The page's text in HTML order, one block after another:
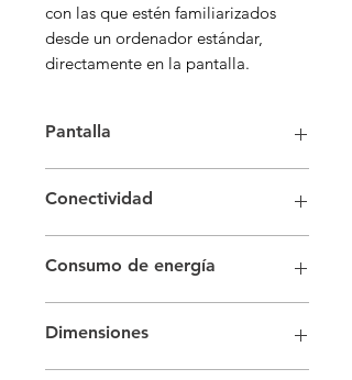
con las que estén familiarizados
desde un ordenador estándar,
directamente en la pantalla.
Pantalla
Tipo de panel
Paso de píxeles (HxV)
493.5 x 493.5
Ángulo de visión (H/V)
Conectividad
Versión de HDMI2.1
Entrada IRSí
Consumo de energía
240 V 50/60 Hz
Dimensiones